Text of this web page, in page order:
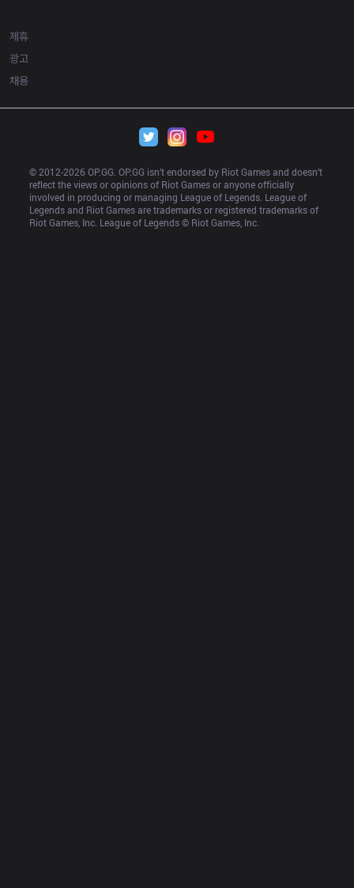
제휴
광고
채용
© 2012-2026 OP.GG. OP.GG isn’t endorsed by Riot Games and doesn’t
reflect the views or opinions of Riot Games or anyone officially
involved in producing or managing League of Legends. League of
Legends and Riot Games are trademarks or registered trademarks of
Riot Games, Inc. League of Legends © Riot Games, Inc.